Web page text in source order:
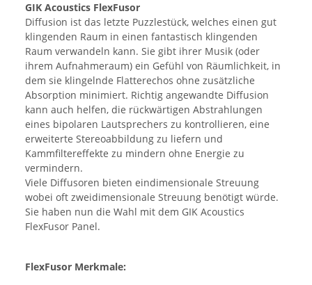
GIK Acoustics FlexFusor
Diffusion ist das letzte Puzzlestück, welches einen gut
klingenden Raum in einen fantastisch klingenden
Raum verwandeln kann. Sie gibt ihrer Musik (oder
ihrem Aufnahmeraum) ein Gefühl von Räumlichkeit, in
dem sie klingelnde Flatterechos ohne zusätzliche
Absorption minimiert. Richtig angewandte Diffusion
kann auch helfen, die rückwärtigen Abstrahlungen
eines bipolaren Lautsprechers zu kontrollieren, eine
erweiterte Stereoabbildung zu liefern und
Kammfiltereffekte zu mindern ohne Energie zu
vermindern.
Viele Diffusoren bieten eindimensionale Streuung
wobei oft zweidimensionale Streuung benötigt würde.
Sie haben nun die Wahl mit dem GIK Acoustics
FlexFusor Panel.
FlexFusor Merkmale: